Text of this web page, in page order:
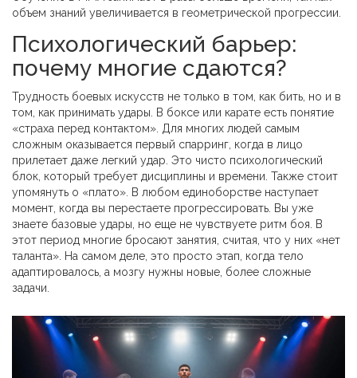
объем знаний увеличивается в геометрической прогрессии.
Психологический барьер:
почему многие сдаются?
Трудность боевых искусств не только в том, как бить, но и в
том, как принимать удары. В боксе или карате есть понятие
«страха перед контактом». Для многих людей самым
сложным оказывается первый спарринг, когда в лицо
прилетает даже легкий удар. Это чисто психологический
блок, который требует дисциплины и времени. Также стоит
упомянуть о «плато». В любом единоборстве наступает
момент, когда вы перестаете прогрессировать. Вы уже
знаете базовые удары, но еще не чувствуете ритм боя. В
этот период многие бросают занятия, считая, что у них «нет
таланта». На самом деле, это просто этап, когда тело
адаптировалось, а мозгу нужны новые, более сложные
задачи.